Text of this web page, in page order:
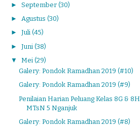
► September (30)
► Agustus (30)
► Juli (45)
► Juni (38)
▼ Mei (29)
Galery: Pondok Ramadhan 2019 (#10)
Galery: Pondok Ramadhan 2019 (#9)
Penilaian Harian Peluang Kelas 8G & 8H
MTsN 5 Nganjuk
Galery: Pondok Ramadhan 2019 (#8)